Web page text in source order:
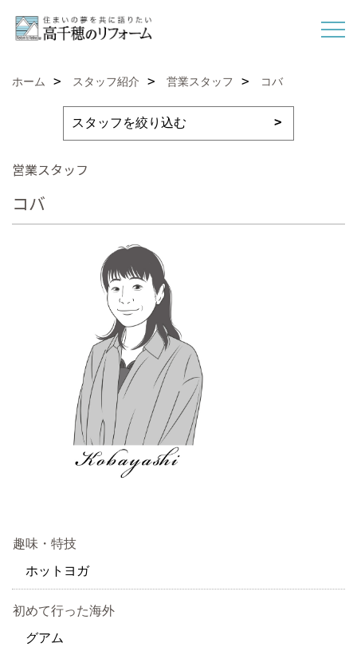
ホーム スタッフ紹介 営業スタッフ コバ
営業スタッフ
コバ
趣味・特技
ホットヨガ
初めて行った海外
グアム